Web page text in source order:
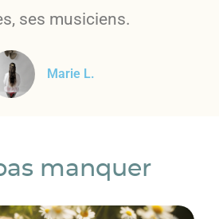
ses musiciens.
Marie L.
manquer